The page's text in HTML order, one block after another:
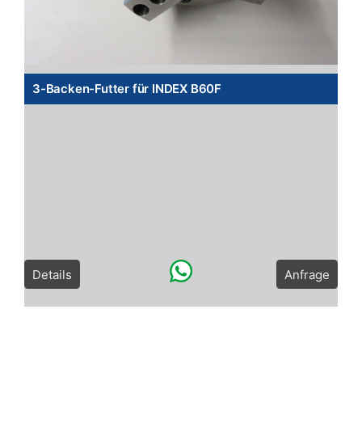
3-Backen-Futter für INDEX B60F
Details Anfrage